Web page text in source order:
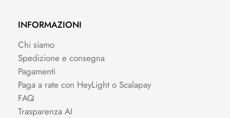
INFORMAZIONI
Chi siamo
Spedizione e consegna
Pagamenti
Paga a rate con HeyLight o Scalapay
FAQ
Trasparenza AI